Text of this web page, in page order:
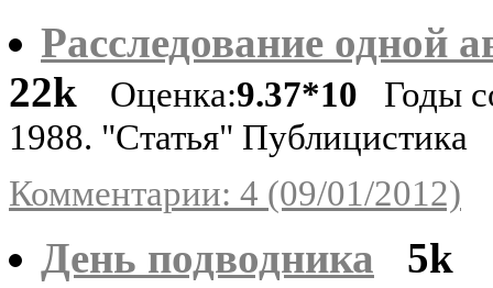
Расследование одной
22k
Оценка:9.37*10 Годы
1988. "Статья" Публицистика
Комментарии: 4 (09/01/2012)
День подводника 5k